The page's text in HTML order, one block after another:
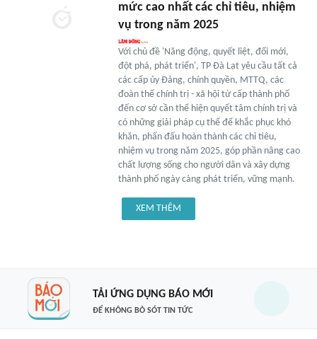
mức cao nhất các chỉ tiêu, nhiệm
vụ trong năm 2025
Với chủ đề 'Năng động, quyết liệt, đổi mới,
đột phá, phát triển', TP Đà Lạt yêu cầu tất cả
các cấp ủy Đảng, chính quyền, MTTQ, các
đoàn thể chính trị - xã hội từ cấp thành phố
đến cơ sở cần thể hiện quyết tâm chính trị và
có những giải pháp cụ thể để khắc phục khó
khăn, phấn đấu hoàn thành các chỉ tiêu,
nhiệm vụ trong năm 2025, góp phần nâng cao
chất lượng sống cho người dân và xây dựng
thành phố ngày càng phát triển, vững mạnh.
XEM THÊM
TẢI ỨNG DỤNG BÁO MỚI
ĐỂ KHÔNG BỎ SÓT TIN TỨC